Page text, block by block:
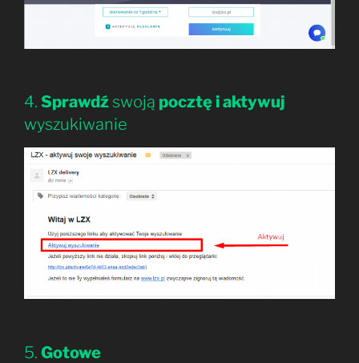
4. Sprawdź swoją pocztę i aktywuj
wyszukiwanie
5. Gotowe